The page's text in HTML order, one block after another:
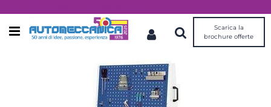
Open menu
Scarica la
brochure offerte